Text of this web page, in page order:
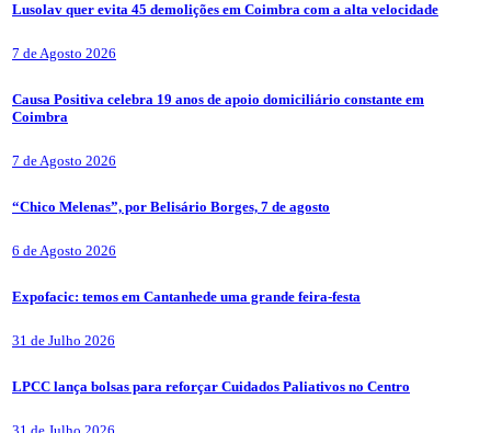
Lusolav quer evita 45 demolições em Coimbra com a alta velocidade
7 de Agosto 2026
Causa Positiva celebra 19 anos de apoio domiciliário constante em
Coimbra
7 de Agosto 2026
“Chico Melenas”, por Belisário Borges, 7 de agosto
6 de Agosto 2026
Expofacic: temos em Cantanhede uma grande feira-festa
31 de Julho 2026
LPCC lança bolsas para reforçar Cuidados Paliativos no Centro